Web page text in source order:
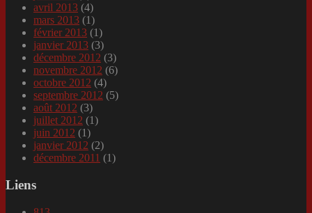
avril 2013 (4)
mars 2013 (1)
février 2013 (1)
janvier 2013 (3)
décembre 2012 (3)
novembre 2012 (6)
octobre 2012 (4)
septembre 2012 (5)
août 2012 (3)
juillet 2012 (1)
juin 2012 (1)
janvier 2012 (2)
décembre 2011 (1)
Liens